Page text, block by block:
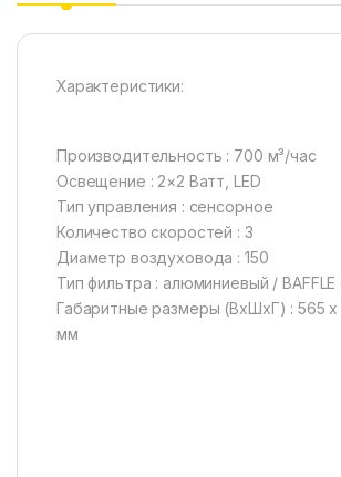
Характеристики:
Производительность : 700 м³/час
Освещение : 2×2 Ватт, LED
Тип управления : сенсорное
Количество скоростей : 3
Диаметр воздуховода : 150
Тип фильтра : алюминиевый / BAFFLE
Габаритные размеры (ВхШхГ) : 565
мм